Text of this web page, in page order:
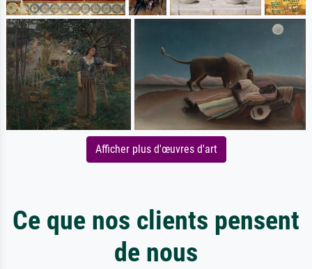
Afficher plus d'œuvres d'art
Ce que nos clients pensent
de nous